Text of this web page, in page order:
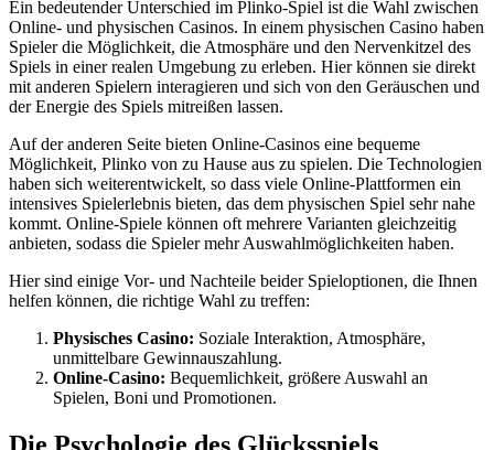
Ein bedeutender Unterschied im Plinko-Spiel ist die Wahl zwischen
Online- und physischen Casinos. In einem physischen Casino haben
Spieler die Möglichkeit, die Atmosphäre und den Nervenkitzel des
Spiels in einer realen Umgebung zu erleben. Hier können sie direkt
mit anderen Spielern interagieren und sich von den Geräuschen und
der Energie des Spiels mitreißen lassen.
Auf der anderen Seite bieten Online-Casinos eine bequeme
Möglichkeit, Plinko von zu Hause aus zu spielen. Die Technologien
haben sich weiterentwickelt, so dass viele Online-Plattformen ein
intensives Spielerlebnis bieten, das dem physischen Spiel sehr nahe
kommt. Online-Spiele können oft mehrere Varianten gleichzeitig
anbieten, sodass die Spieler mehr Auswahlmöglichkeiten haben.
Hier sind einige Vor- und Nachteile beider Spieloptionen, die Ihnen
helfen können, die richtige Wahl zu treffen:
Physisches Casino: Soziale Interaktion, Atmosphäre,
unmittelbare Gewinnauszahlung.
Online-Casino: Bequemlichkeit, größere Auswahl an
Spielen, Boni und Promotionen.